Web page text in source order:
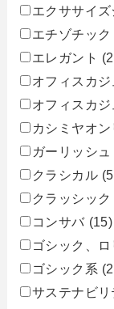
エクササイ
エチゾチック
エレガント
オフィスカジ
オフィスカ
カシミヤオン
ガーリッシュ
クラシカル
クラッシック
コンサバ (15)
ゴシック、
ゴシック系
サステナビリ